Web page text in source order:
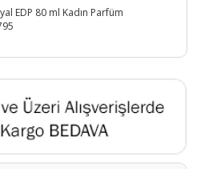
EDP 80 ml Kadın Parfüm